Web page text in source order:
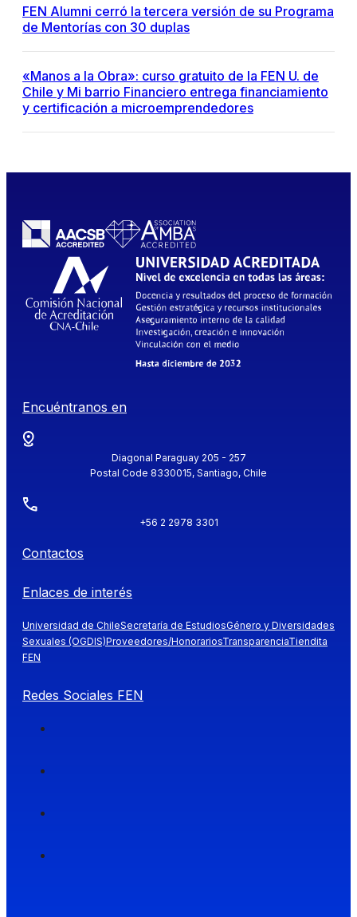
FEN Alumni cerró la tercera versión de su Programa
de Mentorías con 30 duplas
«Manos a la Obra»: curso gratuito de la FEN U. de
Chile y Mi barrio Financiero entrega financiamiento
y certificación a microemprendedores
Encuéntranos en
Diagonal Paraguay 205 - 257
Postal Code 8330015, Santiago, Chile
+56 2 2978 3301
Contactos
Enlaces de interés
Universidad de ChileSecretaría de EstudiosGénero y Diversidades
Sexuales (OGDIS)Proveedores/HonorariosTransparenciaTiendita
FEN
Redes Sociales FEN